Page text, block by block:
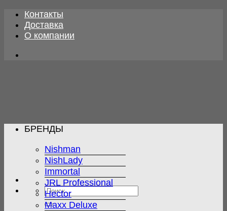
Skip
content
Контакты
Доставка
О компании
Искать:
БРЕНДЫ
Nishman
NishLady
Immortal
JRL Professional
Hector
Maxx Deluxe